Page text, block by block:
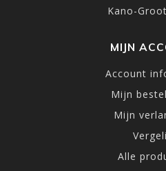
Kano-
MIJN
Account
Mijn
Mijn
Alle